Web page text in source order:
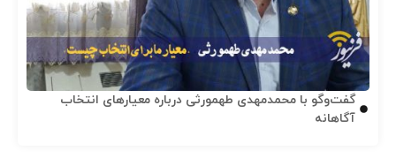
گفت‌وگو با محمدمهدی طهمورثی درباره معیارهای انتخاب
آگاهانه